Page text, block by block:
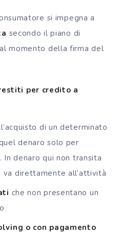
si impegna a
secondo il piano di
momento della firma del
per credito a
di un determinato
denaro solo per
In denaro qui non transita
va direttamente all’attività
che non presentano un
o con pagamento